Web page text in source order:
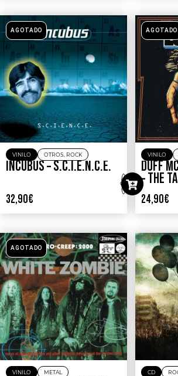
AGOTADO
VINILO OTROS, ROCK
INCUBUS – S.C.I.E.N.C.E.
32,90€
AGOTADO
VINILO
DUFF
– THE
24,90€
AGOTADO
VINILO METAL CD